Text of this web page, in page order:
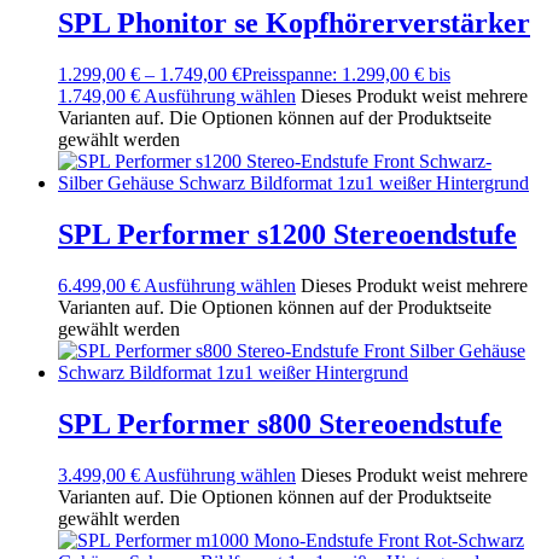
SPL Phonitor se Kopfhörerverstärker
1.299,00 € – 1.749,00 €Preisspanne: 1.299,00 € bis
1.749,00 € Ausführung wählen Dieses Produkt weist mehrere
Varianten auf. Die Optionen können auf der Produktseite
gewählt werden
SPL Performer s1200 Stereoendstufe
6.499,00 € Ausführung wählen Dieses Produkt weist mehrere
Varianten auf. Die Optionen können auf der Produktseite
gewählt werden
SPL Performer s800 Stereoendstufe
3.499,00 € Ausführung wählen Dieses Produkt weist mehrere
Varianten auf. Die Optionen können auf der Produktseite
gewählt werden